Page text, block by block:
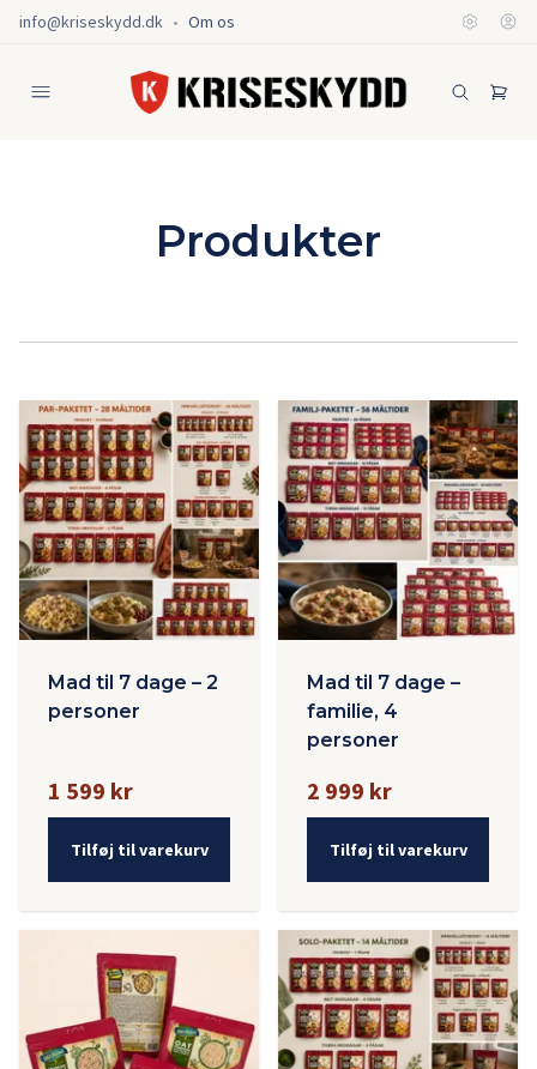
info@kriseskydd.dk • Om os
Produkter
Mad til 7 dage – 2
personer
1 599 kr
Tilføj til varekurv
Mad til 7 dage –
familie, 4
personer
2 999 kr
Tilføj til varekurv